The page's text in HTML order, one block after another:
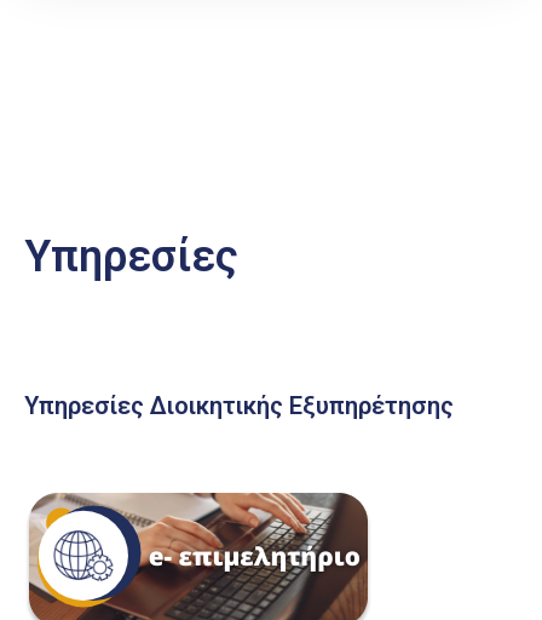
Υπηρεσίες
Υπηρεσίες Διοικητικής Εξυπηρέτησης